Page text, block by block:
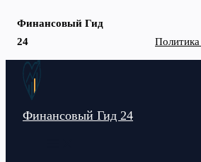
Финансовый Гид
24
Перейти
Финансовый Гид 24